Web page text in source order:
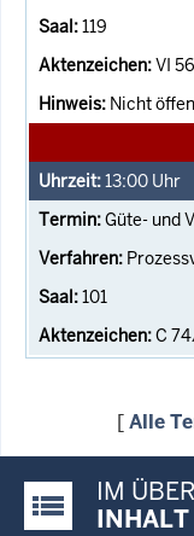
119
VI
Nicht
13:00 Uhr
Güte- und
101
C
[Alle
Justiz-Portal
IM
INHALT